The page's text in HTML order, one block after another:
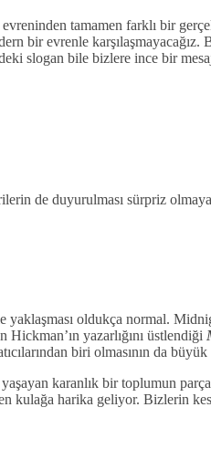
tamamen farklı bir
bir evrenle karşılaşmayacağız.
slogan bile bizlere ince bir
de duyurulması sürpriz
yaklaşması oldukça normal.
yazarlığını üstlendiği
biri olmasının da
karanlık bir toplumun
kulağa harika geliyor. Bizlerin